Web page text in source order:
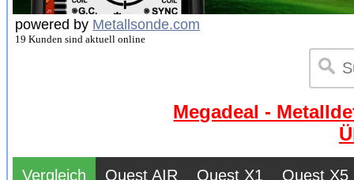
powered by Metallsonde.com
19 Kunden sind aktuell online
Megadeal -
Vergleich Quest AIR Quest X1 Quest X5